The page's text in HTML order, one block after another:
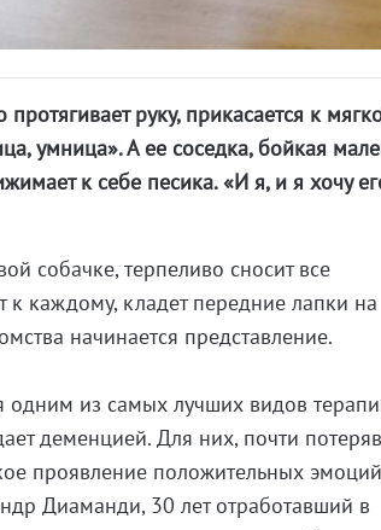
руку, прикасается к
умница». А ее соседка, бойкая
к себе песика. «И я, и я хочу
собачке, терпеливо сносит все
к каждому, кладет передние лапки на
начинается представление.
одним из самых лучших видов
деменцией. Для них, почти
проявление положительных
Диаманди, 30 лет отработавший в